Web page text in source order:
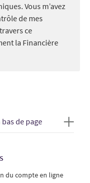
Vous m’avez
de mes
ce
la Financière
de page
du compte en ligne